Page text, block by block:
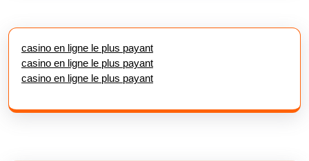
casino en ligne le plus payant
casino en ligne le plus payant
casino en ligne le plus payant